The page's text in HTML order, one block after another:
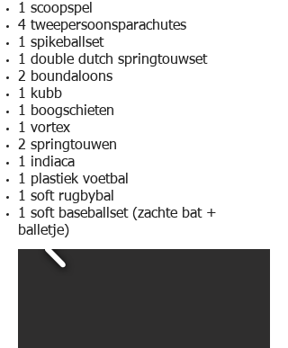
1 scoopspel
4 tweepersoonsparachutes
1 spikeballset
1 double dutch springtouwset
2 boundaloons
1 kubb
1 boogschieten
1 vortex
2 springtouwen
1 indiaca
1 plastiek voetbal
1 soft rugbybal
1 soft baseballset (zachte bat +
balletje)